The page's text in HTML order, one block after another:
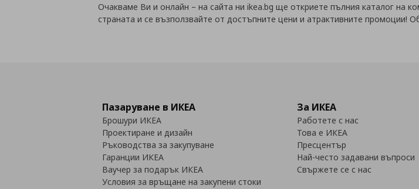
Очакваме Ви и онлайн – на сайта ни ikea.bg ще откриете пълния каталог на
страната и се възползвайте от достъпните цени и атрактивните промоции!
Пазаруване в ИКЕА
Брошури ИКЕА
Проектиране и дизайн
Ръководства за закупуване
Гаранции ИКЕА
Ваучер за подарък ИКЕА
Условия за връщане на закупени стоки
За ИКЕА
Работете с нас
Това е ИКЕА
Пресцентър
Най-често задавани въпроси
Свържете се с нас